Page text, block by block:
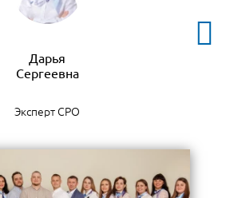
Дарья
Сергеевна
Эксперт СРО